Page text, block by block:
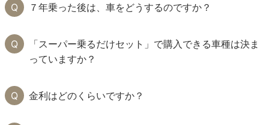
７年乗った後は、車をどうするのですか？
「スーパー乗るだけセット」で購入できる車種は決ま
っていますか？
金利はどのくらいですか？